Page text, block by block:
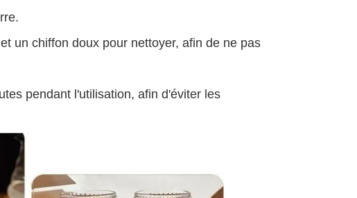
un chiffon doux pour nettoyer, afin de ne pas
pendant l'utilisation, afin d'éviter les